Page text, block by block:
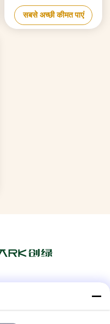
इलेक्ट्रिक ग्रिल
सबसे अच्छी कीमत पाएं